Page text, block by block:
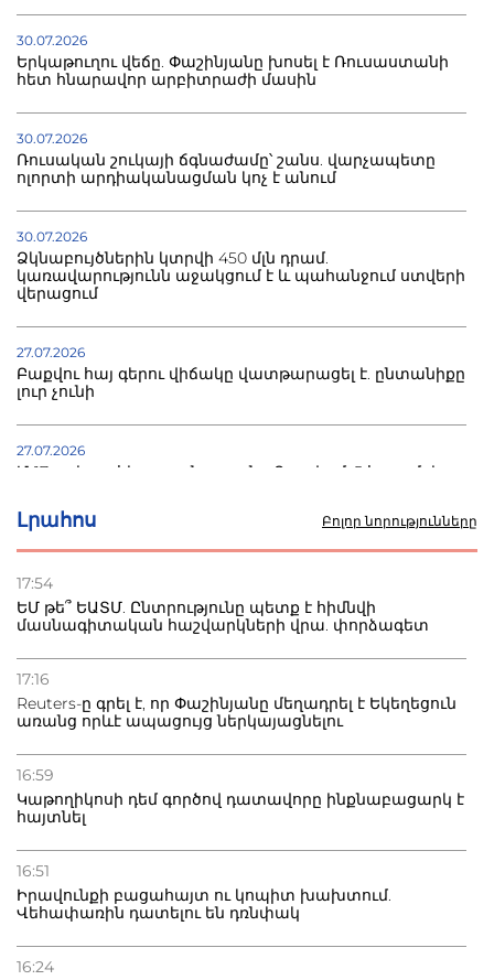
Լրահոս Բոլոր նորությունները
17:54
ԵՄ թե՞ ԵԱՏՄ. Ընտրությունը պետք է հիմնվի
մասնագիտական հաշվարկների վրա. փորձագետ
17:16
Reuters-ը գրել է, որ Փաշինյանը մեղադրել է Եկեղեցուն
առանց որևէ ապացույց ներկայացնելու
16:59
Կաթողիկոսի դեմ գործով դատավորը ինքնաբացարկ է
հայտնել
16:51
Իրավունքի բացահայտ ու կոպիտ խախտում.
Վեհափառին դատելու են դռնփակ
16:24
30.07.2026
Երկաթուղու վեճը. Փաշինյանը խոսել է Ռուսաստանի
հետ հնարավոր արբիտրաժի մասին
30.07.2026
Ռուսական շուկայի ճգնաժամը՝ շանս. վարչապետը
ոլորտի արդիականացման կոչ է անում
30.07.2026
Ձկնաբույծներին կտրվի 450 մլն դրամ.
կառավարությունն աջակցում է և պահանջում ստվերի
վերացում
27.07.2026
Բաքվու հայ գերու վիճակը վատթարացել է. ընտանիքը
լուր չունի
27.07.2026
Մ-17 աշխարհի առաջնությունը Բաքվում. 5 հայ ըմբիշ
22.07.2026
տուժածներ կան
բնակվել Ռուսաստանում
Բաքվի բանտից գեներալ Մանուկյանը դիմել է
Փաշինյանին